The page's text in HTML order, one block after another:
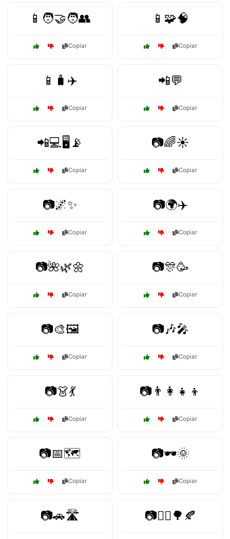
📱🧑‍🤝‍🧑👥
Copiar
📱🧩🧠
Copiar
📱🧳✈️
Copiar
📲💬
Copiar
📲💻🖥️📡
Copiar
📷🌈☀️
Copiar
📷🌌✨
Copiar
📷🌍✈️
Copiar
📷🌺🌿🌼
Copiar
📷🎊🥳
Copiar
📷🎨🖼️
Copiar
📷🎶🎤
Copiar
📷👗💃
Copiar
📷👨‍👩‍👧‍👦
Copiar
📷📅🗺️
Copiar
📷🕶️🌞
Copiar
📷🚗🛣️ 📷🚶‍♂️🌳🍂